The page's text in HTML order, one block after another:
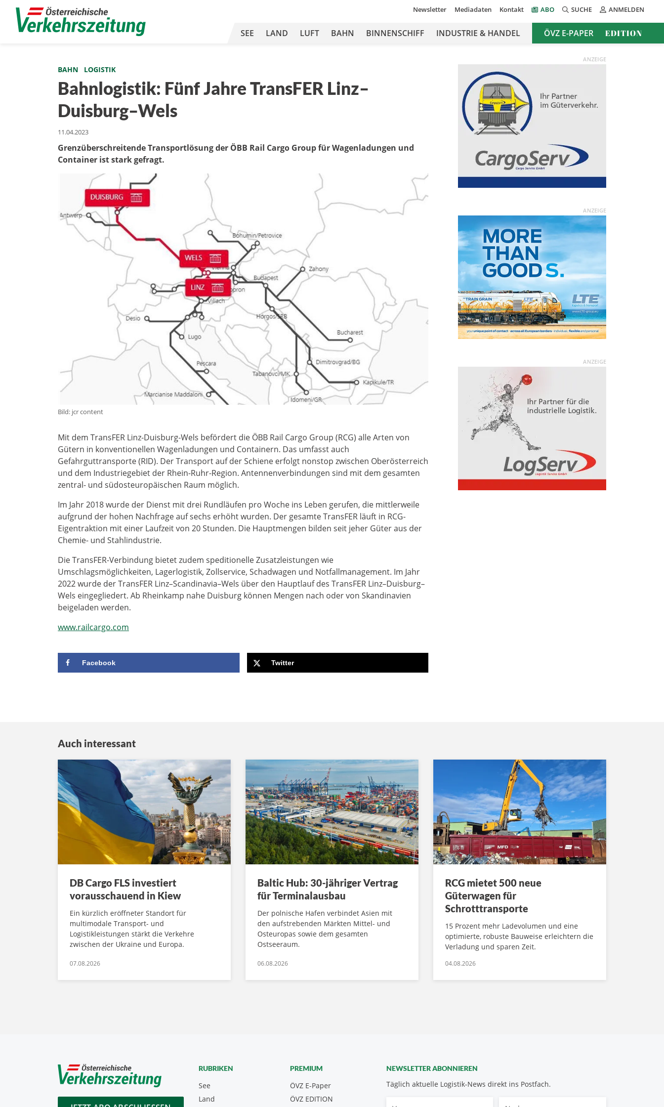
Newsletter Mediadaten Kontakt ABO SUCHE ANMELDEN
SEE LAND LUFT BAHN BINNENSCHIFF INDUSTRIE & HANDEL ÖVZ E-PAPER EDITION
BAHN LOGISTIK
Bahnlogistik: Fünf Jahre TransFER Linz–
Duisburg–Wels
11.04.2023
Grenzüberschreitende Transportlösung der ÖBB Rail Cargo Group für Wagenladungen und
Container ist stark gefragt.
Bild: jcr content
Mit dem TransFER Linz-Duisburg-Wels befördert die ÖBB Rail Cargo Group (RCG) alle Arten von
Gütern in konventionellen Wagenladungen und Containern. Das umfasst auch
Gefahrguttransporte (RID). Der Transport auf der Schiene erfolgt nonstop zwischen Oberösterreich
und dem Industriegebiet der Rhein-Ruhr-Region. Antennenverbindungen sind mit dem gesamten
zentral- und südosteuropäischen Raum möglich.
Im Jahr 2018 wurde der Dienst mit drei Rundläufen pro Woche ins Leben gerufen, die mittlerweile
aufgrund der hohen Nachfrage auf sechs erhöht wurden. Der gesamte TransFER läuft in RCG-
Eigentraktion mit einer Laufzeit von 20 Stunden. Die Hauptmengen bilden seit jeher Güter aus der
Chemie- und Stahlindustrie.
Die TransFER-Verbindung bietet zudem speditionelle Zusatzleistungen wie
Umschlagsmöglichkeiten, Lagerlogistik, Zollservice, Schadwagen und Notfallmanagement. Im Jahr
2022 wurde der TransFER Linz–Scandinavia–Wels über den Hauptlauf des TransFER Linz–Duisburg–
Wels eingegliedert. Ab Rheinkamp nahe Duisburg können Mengen nach oder von Skandinavien
beigeladen werden.
www.railcargo.com
Facebook Twitter
ANZEIGE
ANZEIGE
ANZEIGE
Auch interessant
DB Cargo FLS investiert
vorausschauend in Kiew
Ein kürzlich eröffneter Standort für
multimodale Transport- und
Logistikleistungen stärkt die Verkehre
zwischen der Ukraine und Europa.
07.08.2026
Baltic Hub: 30-jähriger Vertrag
für Terminalausbau
Der polnische Hafen verbindet Asien mit
den aufstrebenden Märkten Mittel- und
Osteuropas sowie dem gesamten
Ostseeraum.
06.08.2026
RCG mietet 500 neue
Güterwagen für
Schrotttransporte
15 Prozent mehr Ladevolumen und eine
optimierte, robuste Bauweise erleichtern die
Verladung und sparen Zeit.
04.08.2026
NEWSLETTER ABONNIEREN
Täglich aktuelle Logistik-News direkt ins Postfach.
RUBRIKEN
See
Land
PREMIUM
ÖVZ E-Paper
ÖVZ EDITION